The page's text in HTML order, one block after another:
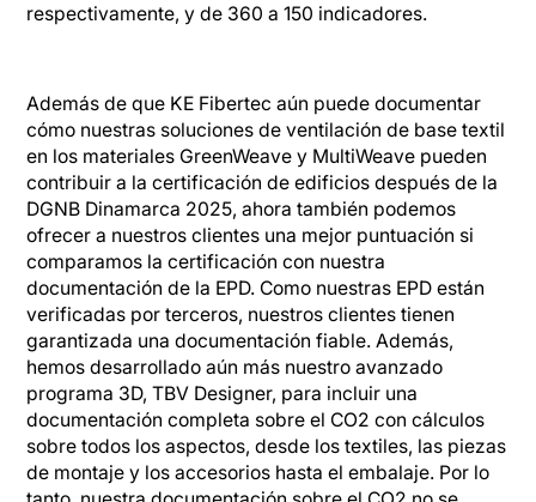
respectivamente, y de 360 a 150 indicadores.
Además de que KE Fibertec aún puede documentar
cómo nuestras soluciones de ventilación de base textil
en los materiales GreenWeave y MultiWeave pueden
contribuir a la certificación de edificios después de la
DGNB Dinamarca 2025, ahora también podemos
ofrecer a nuestros clientes una mejor puntuación si
comparamos la certificación con nuestra
documentación de la EPD. Como nuestras EPD están
verificadas por terceros, nuestros clientes tienen
garantizada una documentación fiable. Además,
hemos desarrollado aún más nuestro avanzado
programa 3D, TBV Designer, para incluir una
documentación completa sobre el CO2 con cálculos
sobre todos los aspectos, desde los textiles, las piezas
de montaje y los accesorios hasta el embalaje. Por lo